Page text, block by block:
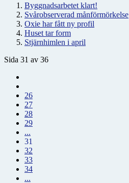
Byggnadsarbetet klart!
Svårobserverad månförmörkelse
Oxie har fått ny profil
Huset tar form
Stjärnhimlen i april
Sida 31 av 36
26
27
28
29
...
31
32
33
34
...